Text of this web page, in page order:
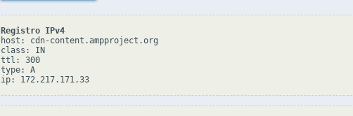
Registro IPv4
host: cdn-content.ampproject.org
class: IN
ttl: 300
type: A
ip: 172.217.171.33